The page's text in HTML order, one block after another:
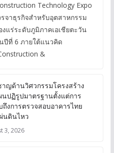
Technology Expo
จาธุรกิจสำหรับอุตสาหกรรม
แร่ระดับภูมิภาคเอเชียตะวัน
ปีที่ 6 ภายใต้แนวคิด
&
าญด้านวิศวกรรมโครงสร้าง
นปฏิรูปมาตรฐานตั้งแต่การ
ถึงการตรวจสอบอาคารไทย
นดินไหว
3, 2026